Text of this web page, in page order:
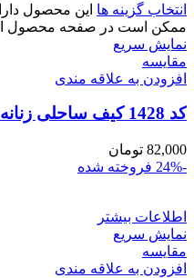
انتخاب گزینه ها این محصول
ممکن است در صفحه محصول
نمایش سریع
مقايسه
افزودن به علاقه مندی
کد 1428 کیف ساحلی زنانه مخملی
82,000 تومان
-24%
فروخته شده
اطلاعات بیشتر
نمایش سریع
مقايسه
افزودن به علاقه مندی